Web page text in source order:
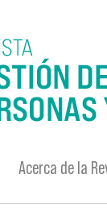
Acerca de la